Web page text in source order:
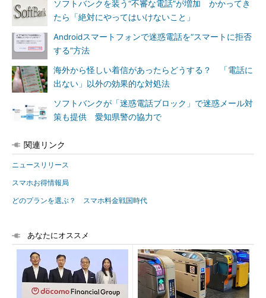
ソフトバンクを装う“不審な電話”が増加 かかってき
たら「絶対にやってはいけないこと」
Androidスマートフォンで迷惑電話を“スマートに拒否
する”方法
海外から怪しい着信があったらどうする？ 「電話に
出ない」以外の効果的な対処法
ソフトバンクが「迷惑電話ブロック」で迷惑メール対
策も提供 愛知県警の協力で
関連リンク
ニュースリリース
スマホお得情報局
どのプランを選ぶ？ スマホ料金戦国時代
あなたにオススメ